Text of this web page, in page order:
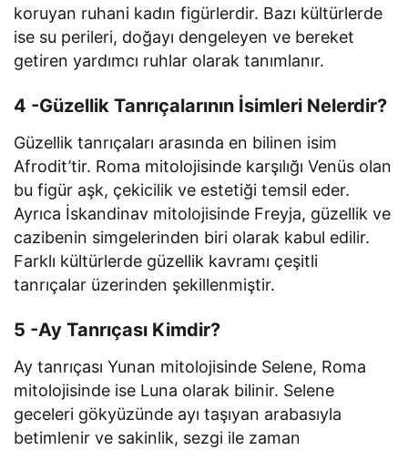
koruyan ruhani kadın figürlerdir. Bazı kültürlerde
ise su perileri, doğayı dengeleyen ve bereket
getiren yardımcı ruhlar olarak tanımlanır.
4 -Güzellik Tanrıçalarının İsimleri Nelerdir?
Güzellik tanrıçaları arasında en bilinen isim
Afrodit’tir. Roma mitolojisinde karşılığı Venüs olan
bu figür aşk, çekicilik ve estetiği temsil eder.
Ayrıca İskandinav mitolojisinde Freyja, güzellik ve
cazibenin simgelerinden biri olarak kabul edilir.
Farklı kültürlerde güzellik kavramı çeşitli
tanrıçalar üzerinden şekillenmiştir.
5 -Ay Tanrıçası Kimdir?
Ay tanrıçası Yunan mitolojisinde Selene, Roma
mitolojisinde ise Luna olarak bilinir. Selene
geceleri gökyüzünde ayı taşıyan arabasıyla
betimlenir ve sakinlik, sezgi ile zaman